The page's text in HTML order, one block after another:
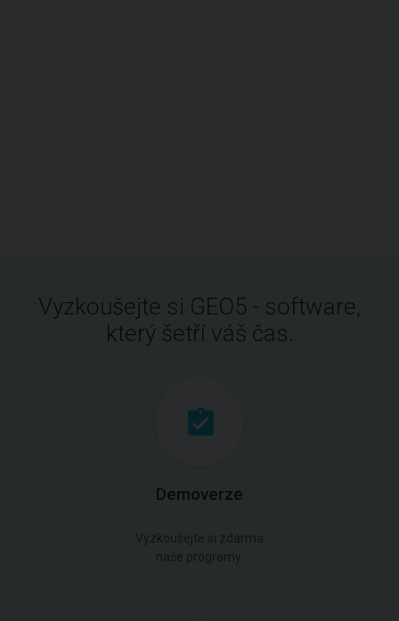
Vyzkoušejte si GEO5 - software,
který šetří váš čas.
Demoverze
Vyzkoušejte si zdarma
naše programy.